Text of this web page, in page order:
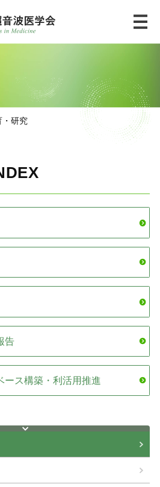
・研究
告
ース構築・利活用推進